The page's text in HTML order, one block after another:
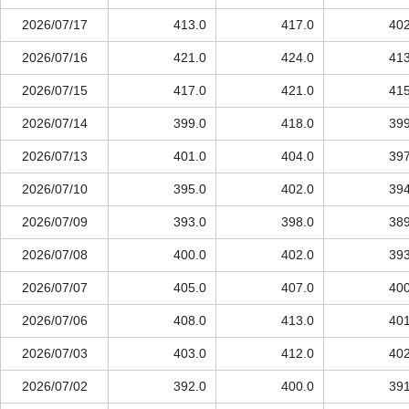
2026/07/17 413.0 417.0
2026/07/16 421.0 424.0
2026/07/15 417.0 421.0
2026/07/14 399.0 418.0
2026/07/13 401.0 404.0
2026/07/10 395.0 402.0
2026/07/09 393.0 398.0
2026/07/08 400.0 402.0
2026/07/07 405.0 407.0
2026/07/06 408.0 413.0
2026/07/03 403.0 412.0
2026/07/02 392.0 400.0